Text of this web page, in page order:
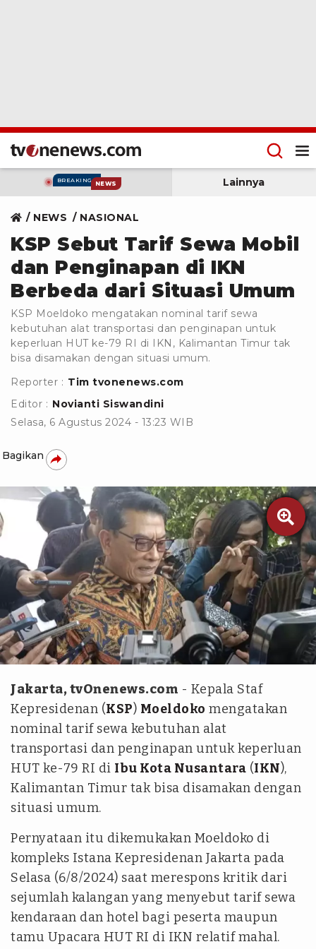
BREAKING NEWS Lainnya
NEWS NASIONAL
KSP Sebut Tarif Sewa Mobil
dan Penginapan di IKN
Berbeda dari Situasi Umum
KSP Moeldoko mengatakan nominal tarif sewa
kebutuhan alat transportasi dan penginapan untuk
keperluan HUT ke-79 RI di IKN, Kalimantan Timur tak
bisa disamakan dengan situasi umum.
Reporter : Tim tvonenews.com
Editor : Novianti Siswandini
Selasa, 6 Agustus 2024 - 13:23 WIB
Bagikan

Rangga Pandu Asmara Jingga-Antara
Jakarta, tvOnenews.com - Kepala Staf
Kepresidenan (KSP) Moeldoko mengatakan
nominal tarif sewa kebutuhan alat
transportasi dan penginapan untuk keperluan
HUT ke-79 RI di Ibu Kota Nusantara (IKN),
Kalimantan Timur tak bisa disamakan dengan
situasi umum.
Pernyataan itu dikemukakan Moeldoko di
kompleks Istana Kepresidenan Jakarta pada
Selasa (6/8/2024) saat merespons kritik dari
sejumlah kalangan yang menyebut tarif sewa
kendaraan dan hotel bagi peserta maupun
tamu Upacara HUT RI di IKN relatif mahal.